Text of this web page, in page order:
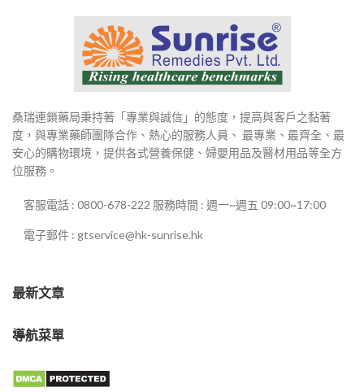
桑瑞連鎖藥局秉持著「專業與誠信」的態度，提高與客戶之黏著
度，與專業藥師團隊合作、熱心的服務人員、 最專業、最齊全、最
安心的購物環境，提供各式營養保健、婦嬰用品及醫材用品等全方
位服務。
客服電話 : 0800-678-222 服務時間 : 週一~週五 09:00~17:00
電子郵件 : gtservice@hk-sunrise.hk
最新文章
導航菜單